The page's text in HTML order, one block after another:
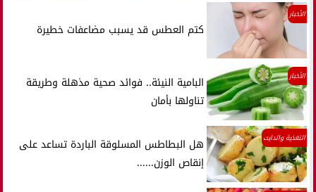
الأخبار
كتم العطس قد يسبب مضاعفات خطيرة
الأخبار
البامية النيئة.. فوائد صحية مذهلة وطريقة
تناولها بأمان
التغذية والدايت
هل البطاطس المسلوقة الباردة تساعد على
إنقاص الوزن......